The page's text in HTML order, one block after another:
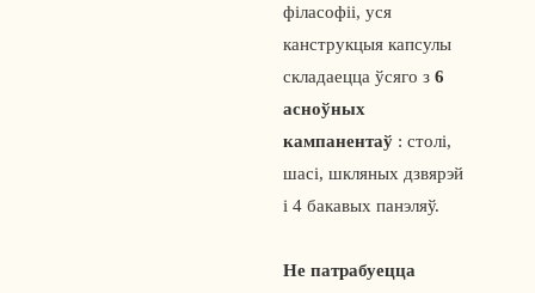
філасофіі, уся
канструкцыя капсулы
складаецца ўсяго з6
асноўных
кампанентаў : столі,
шасі, шкляных дзвярэй
і 4 бакавых панэляў.
Не патрабуецца